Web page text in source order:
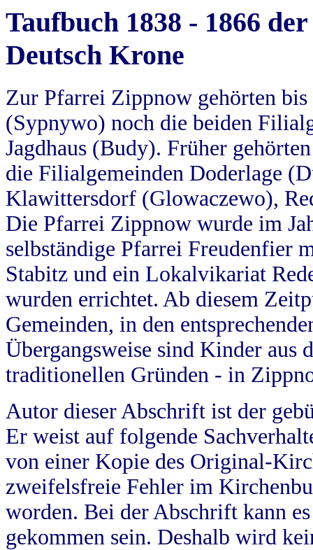
Taufbuch 1838 - 1866
Deutsch Krone
Zur Pfarrei Zippnow gehörten
(Sypnywo) noch die beiden
Jagdhaus (Budy). Früher
die Filialgemeinden Doderlage
Klawittersdorf (Glowaczewo),
Die Pfarrei Zippnow wurde im
selbständige Pfarrei Freudenfier
Stabitz und ein Lokalvikariat
wurden errichtet. Ab diesem
Gemeinden, in den
Übergangsweise sind Kinder aus
traditionellen Gründen - in
Autor dieser Abschrift ist der
Er weist auf folgende
von einer Kopie des Original-
zweifelsfreie Fehler im
worden. Bei der Abschrift kann
gekommen sein. Deshalb wird